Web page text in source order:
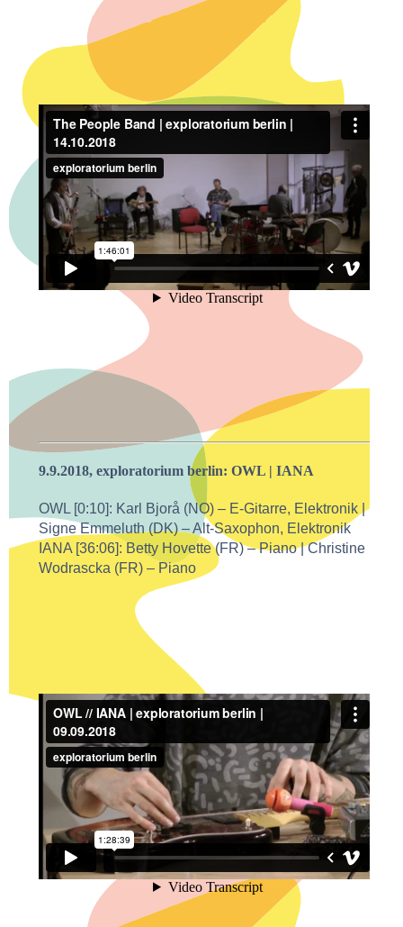
9.9.2018, exploratorium berlin: OWL | IANA
OWL [0:10]: Karl Bjorå (NO) – E-Gitarre, Elektronik |
Signe Emmeluth (DK) – Alt-Saxophon, Elektronik
IANA [36:06]: Betty Hovette (FR) – Piano | Christine
Wodrascka (FR) – Piano